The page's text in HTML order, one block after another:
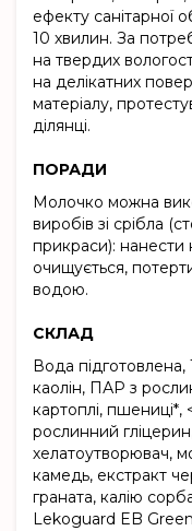
ефекту санітарної
10 хвилин. За
на твердих
на делікатних
матеріалу,
ділянці.
ПОРАДИ
Молочко можна
виробів зі срібла
прикраси):
очищується,
водою.
СКЛАД
Вода
каолін, ПАР з
картоплі, пшениці*,
рослинний
хелатоутворювач,
камедь, екстракт
граната, калію
Lekoguard EB